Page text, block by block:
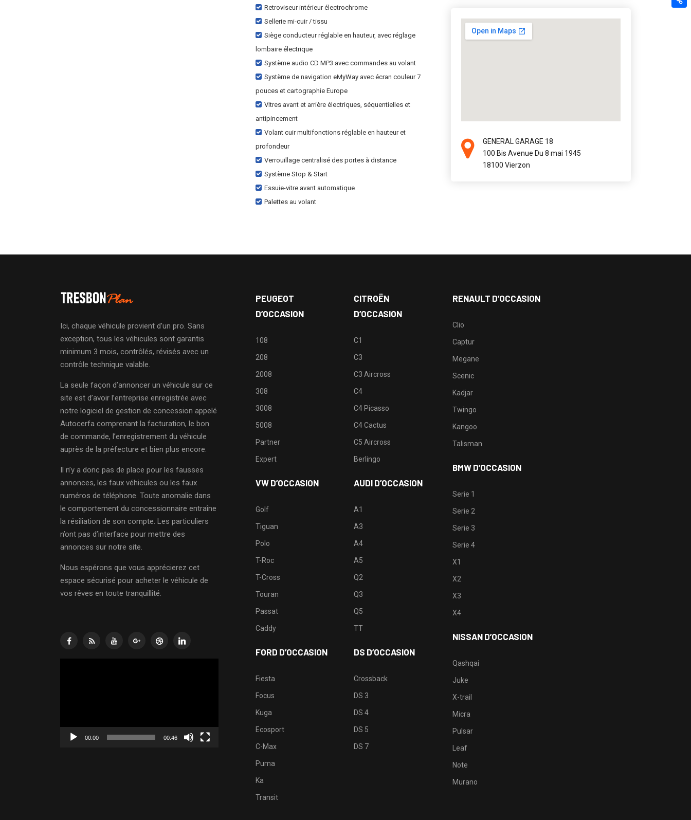
Retroviseur intérieur électrochrome
Sellerie mi-cuir / tissu
Siège conducteur réglable en hauteur, avec réglage
lombaire électrique
Système audio CD MP3 avec commandes au volant
Système de navigation eMyWay avec écran couleur 7
pouces et cartographie Europe
Vitres avant et arrière électriques, séquentielles et
antipincement
Volant cuir multifonctions réglable en hauteur et
profondeur
Verrouillage centralisé des portes à distance
Système Stop & Start
Essuie-vitre avant automatique
Palettes au volant
GENERAL GARAGE 18
100 Bis Avenue Du 8 mai 1945
18100 Vierzon
Ici, chaque véhicule provient d’un pro. Sans
exception, tous les véhicules sont garantis
minimum 3 mois, contrôlés, révisés avec un
contrôle technique valable.
La seule façon d’annoncer un véhicule sur ce
site est d’avoir l’entreprise enregistrée avec
notre logiciel de gestion de concession appelé
Autocerfa comprenant la facturation, le bon
de commande, l’enregistrement du véhicule
auprès de la préfecture et bien plus encore.
Il n’y a donc pas de place pour les fausses
annonces, les faux véhicules ou les faux
numéros de téléphone. Toute anomalie dans
le comportement du concessionnaire entraîne
la résiliation de son compte. Les particuliers
n’ont pas d’interface pour mettre des
annonces sur notre site.
Nous espérons que vous apprécierez cet
espace sécurisé pour acheter le véhicule de
vos rêves en toute tranquillité.
00:00 00:46
PEUGEOT
D’OCCASION
108
208
2008
308
3008
5008
Partner
Expert
VW D’OCCASION
Golf
Tiguan
Polo
T-Roc
T-Cross
Touran
Passat
Caddy
FORD D’OCCASION
Fiesta
Focus
Kuga
Ecosport
C-Max
Puma
Ka
Transit
CITROËN
D’OCCASION
C1
C3
C3 Aircross
C4
C4 Picasso
C4 Cactus
C5 Aircross
Berlingo
AUDI D’OCCASION
A1
A3
A4
A5
Q2
Q3
Q5
TT
DS D’OCCASION
Crossback
DS 3
DS 4
DS 5
DS 7
RENAULT D’OCCASION
Clio
Captur
Megane
Scenic
Kadjar
Twingo
Kangoo
Talisman
BMW D’OCCASION
Serie 1
Serie 2
Serie 3
Serie 4
X1
X2
X3
X4
NISSAN D’OCCASION
Qashqai
Juke
X-trail
Micra
Pulsar
Leaf
Note
Murano